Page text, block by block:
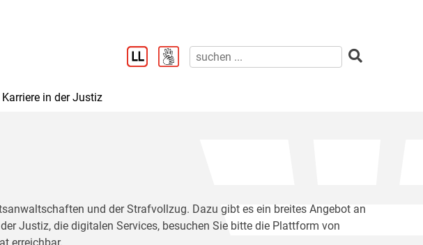
Karriere in der Justiz
und der Strafvollzug. Dazu gibt es ein breites Angebot an
Justiz, die digitalen Services, besuchen Sie bitte die Plattform von